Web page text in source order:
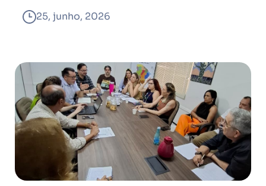
25, junho, 2026